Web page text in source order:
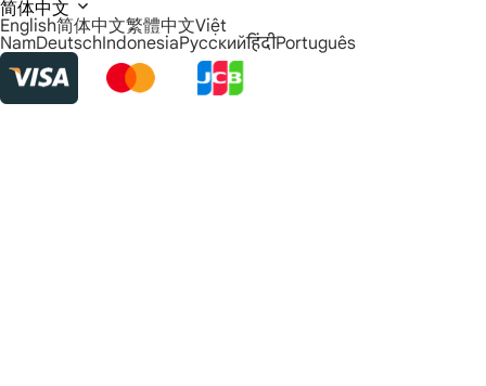
简体中文
English简体中文繁體中文Việt
NamDeutschIndonesiaРусскийहिंदीPortuguês